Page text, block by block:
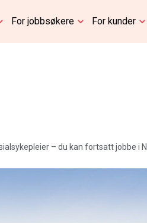
For jobbsøkere For kunder
– du kan fortsatt jobbe i